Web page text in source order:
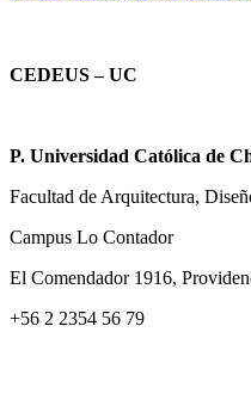
CEDEUS – UC
P. Universidad Católica de
Facultad de Arquitectura,
Campus Lo Contador
El Comendador 1916,
+56 2 2354 56 79